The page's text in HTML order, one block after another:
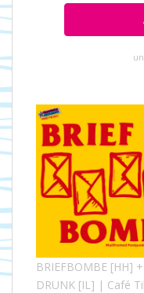
BRIEFBOMBE [HH]
DRUNK [IL] | Café